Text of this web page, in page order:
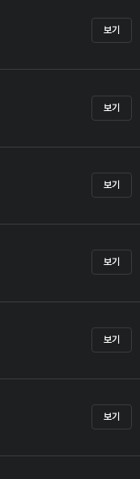
보기
보기
보기
보기
보기
보기